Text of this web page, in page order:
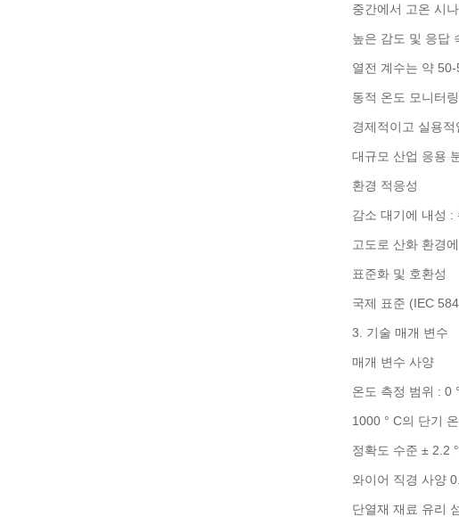
중간에서 고온 시
높은 감도 및 응답
열전 계수는 약
동적 온도 모니터
경제적이고 실용적
대규모 산업 응용
환경 적응성
감소 대기에 내성 :
고도로 산화 환경
표준화 및 호환성
국제 표준 (IEC
3. 기술 매개 변수
매개 변수 사양
온도 측정 범위 : 0
1000 ° C의 단기
정확도 수준 ± 2.2
와이어 직경 사양
단열재 재료 유리